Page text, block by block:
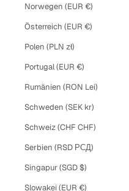
Norwegen (EUR €)
Österreich (EUR €)
Polen (PLN zł)
Portugal (EUR €)
Rumänien (RON Lei)
Schweden (SEK kr)
Schweiz (CHF CHF)
Serbien (RSD РСД)
Singapur (SGD $)
Slowakei (EUR €)